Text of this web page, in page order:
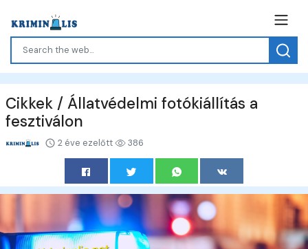
Cikkek / Állatvédelmi fotókiállítás a
fesztiválon
2 éve ezelőtt 386